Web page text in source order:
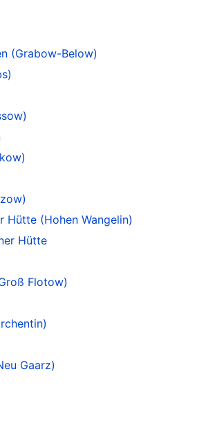
(Grabow-Below)
Hütte (Hohen Wangelin)
Hütte
Flotow)
Gaarz)